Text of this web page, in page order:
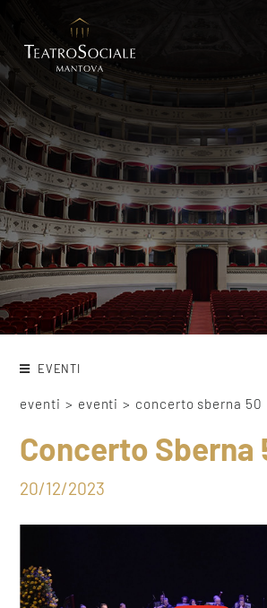
EVENTI
eventi > eventi > concerto sberna 50
Concerto Sberna
20/12/2023